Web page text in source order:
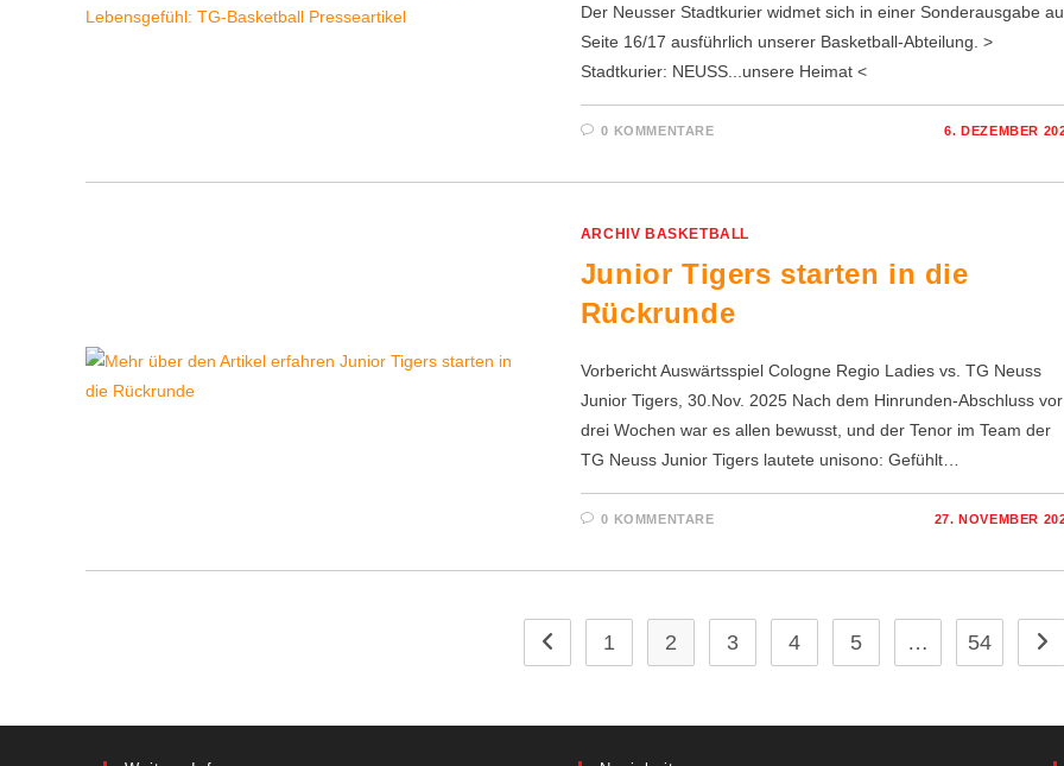
Der Neusser Stadtkurier widmet sich in einer Sonderausgabe
Seite 16/17 ausführlich unserer Basketball-Abteilung. >
Stadtkurier: NEUSS...unsere Heimat <
0 KOMMENTARE 6. DEZEMBER
ARCHIV BASKETBALL
Junior Tigers starten in die
Rückrunde
Vorbericht Auswärtsspiel Cologne Regio Ladies vs. TG Neuss
Junior Tigers, 30.Nov. 2025 Nach dem Hinrunden-Abschluss vor
drei Wochen war es allen bewusst, und der Tenor im Team der
TG Neuss Junior Tigers lautete unisono: Gefühlt…
0 KOMMENTARE 27. NOVEMBER
Zur vorherigen Seite
1 2 3 4 5 … 54